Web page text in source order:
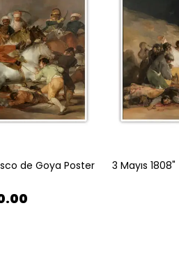
de Goya Poster